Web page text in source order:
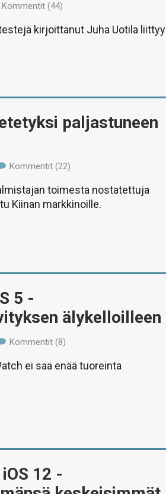
Kommentit (44)
kirjoittanut Juha Uotila liittyy
paljastuneen
Kommentit (22)
toimesta nostatettuja
Kiinan markkinoille.
5 -
älykelloilleen
Kommentit (8)
ei saa enää tuoreinta
12 -